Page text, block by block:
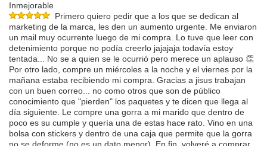
Inmejorable
Primero quiero pedir que a los que se dedican al
marketing de la marca, les den un aumento urgente. Me enviaron
un mail muy ocurrente luego de mi compra. Lo tuve que leer con
detenimiento porque no podía creerlo jajajaja todavía estoy
tentada... No se a quien se le ocurrió pero merece un aplauso 👏
Por otro lado, compre un miércoles a la noche y el viernes por la
mañana estaba recibiendo mi compra. Gracias a jisus trabajan
con un buen correo... no como otros que son de público
conocimiento que "pierden" los paquetes y te dicen que llega al
día siguiente. Le compre una gorra a mi marido que dentro de
poco es su cumple y quería una de estas hace rato. Vino en una
bolsa con stickers y dentro de una caja que permite que la gorra
no se deforme (no es un dato menor). En fin, volveré a comprar